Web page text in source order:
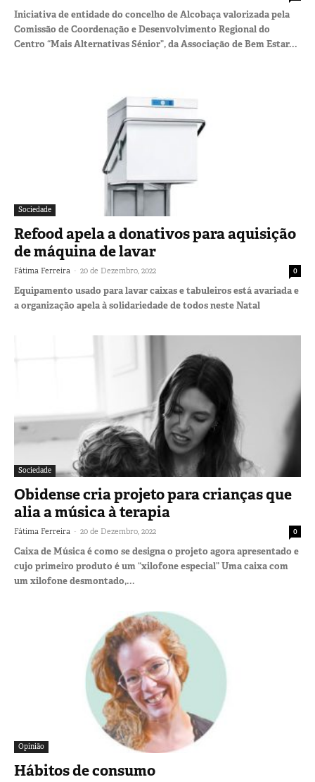
Iniciativa de entidade do concelho de Alcobaça valorizada pela
Comissão de Coordenação e Desenvolvimento Regional do
Centro “Mais Alternativas Sénior”, da Associação de Bem Estar...
Sociedade
Refood apela a donativos para aquisição
de máquina de lavar
Fátima Ferreira - 20 de Dezembro, 2022 0
Equipamento usado para lavar caixas e tabuleiros está avariada e
a organização apela à solidariedade de todos neste Natal
Sociedade
Obidense cria projeto para crianças que
alia a música à terapia
Fátima Ferreira - 20 de Dezembro, 2022 0
Caixa de Música é como se designa o projeto agora apresentado e
cujo primeiro produto é um “xilofone especial” Uma caixa com
um xilofone desmontado,...
Opinião
Hábitos de consumo